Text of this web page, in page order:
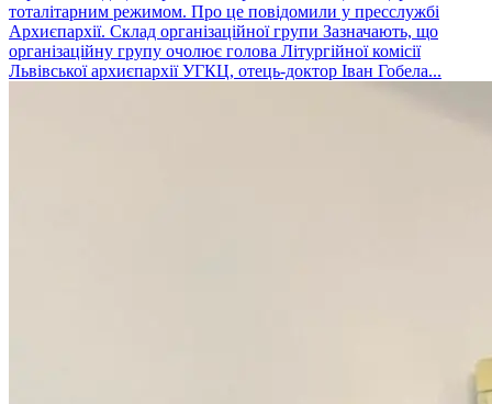
тоталітарним режимом. Про це повідомили у пресслужбі
Архиєпархії. Склад організаційної групи Зазначають, що
організаційну групу очолює голова Літургійної комісії
Львівської архиєпархії УГКЦ, отець-доктор Іван Гобела...